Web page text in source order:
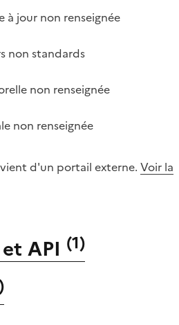
à jour non renseignée
non standards
non renseignée
non renseignée
d'un portail externe. Voir la
API (1)